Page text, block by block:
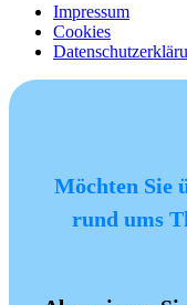
Impressum
Cookies
Möchten Sie
rund ums